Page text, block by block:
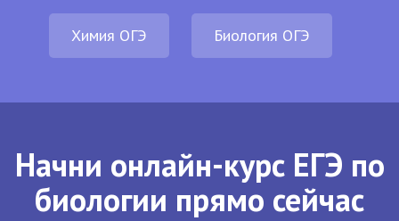
Химия ОГЭ Биология ОГЭ
Начни онлайн-курс ЕГЭ по
биологии прямо сейчас